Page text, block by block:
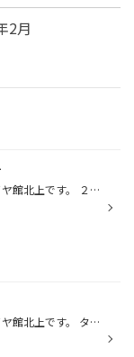
2月
皆さまこんにちは！タイヤ館北上です。 ２月も今日で終わってしまいますね。 そして、明日から３月！先日セール情報としてお知らせいたしました『春の大商談会』も近づいてきました。 『春の大商談会』について不明な点がございましたら、店頭またはお電話でお問合せくださいませ。 本日レディース...
皆さまこんにちは、タイヤ館北上です。 タイヤ館北上のＨＰをご覧下さりありがとうございます！ 本日2月27日（水）は定休日となります。 皆さまお間違いないようお願い申し上げます 2月28日（木）は通常通り朝10時から元気に営業致します よろしくお願い致します！